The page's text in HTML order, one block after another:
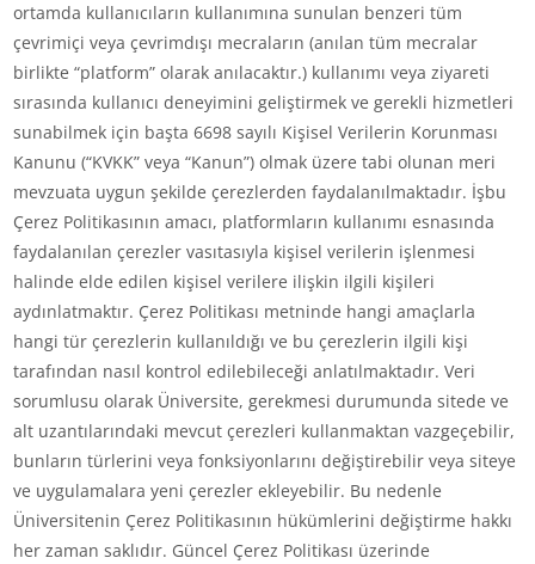
ortamda kullanıcıların kullanımına sunulan benzeri tüm
çevrimiçi veya çevrimdışı mecraların (anılan tüm mecralar
birlikte “platform” olarak anılacaktır.) kullanımı veya ziyareti
sırasında kullanıcı deneyimini geliştirmek ve gerekli hizmetleri
sunabilmek için başta 6698 sayılı Kişisel Verilerin Korunması
Kanunu (“KVKK” veya “Kanun”) olmak üzere tabi olunan meri
mevzuata uygun şekilde çerezlerden faydalanılmaktadır. İşbu
Çerez Politikasının amacı, platformların kullanımı esnasında
faydalanılan çerezler vasıtasıyla kişisel verilerin işlenmesi
halinde elde edilen kişisel verilere ilişkin ilgili kişileri
aydınlatmaktır. Çerez Politikası metninde hangi amaçlarla
hangi tür çerezlerin kullanıldığı ve bu çerezlerin ilgili kişi
tarafından nasıl kontrol edilebileceği anlatılmaktadır. Veri
sorumlusu olarak Üniversite, gerekmesi durumunda sitede ve
alt uzantılarındaki mevcut çerezleri kullanmaktan vazgeçebilir,
bunların türlerini veya fonksiyonlarını değiştirebilir veya siteye
ve uygulamalara yeni çerezler ekleyebilir. Bu nedenle
Üniversitenin Çerez Politikasının hükümlerini değiştirme hakkı
her zaman saklıdır. Güncel Çerez Politikası üzerinde